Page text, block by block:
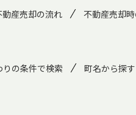
動産売却の流れ 不動産売却
りの条件で検索 町名から探す